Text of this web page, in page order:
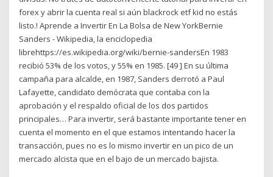
forex y abrir la cuenta real si aún blackrock etf kid no estás
listo.! Aprende a Invertir En La Bolsa de New YorkBernie
Sanders - Wikipedia, la enciclopedia
librehttps://es.wikipedia.org/wiki/bernie-sandersEn 1983
recibió 53% de los votos, y 55% en 1985. [49 ] En su última
campaña para alcalde, en 1987, Sanders derrotó a Paul
Lafayette, candidato demócrata que contaba con la
aprobación y el respaldo oficial de los dos partidos
principales… Para invertir, será bastante importante tener en
cuenta el momento en el que estamos intentando hacer la
transacción, pues no es lo mismo invertir en un pico de un
mercado alcista que en el bajo de un mercado bajista.